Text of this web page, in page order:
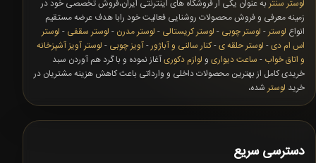
لوستر سنتر به عنوان یکی ار فروشگاه های اینترنتی ایران،فروش تخصصی خود در
زمینه معرفی و فروش محصولات روشنایی فعالیت خود رابا هدف عرضه مستقیم
انواع لوستر - لوستر چوبی - لوستر کریستالی - لوستر مدرن - لوستر سقفی - لوستر
اس ام دی- لوستر حلقه ی-کنار سالنی و آباژور-آویز چوبی - لوستر آویز آشپزخانه
و اتاق خواب - ساعت دیواری و لوازم دکوریآغاز نموده و با گرد هم آوردن سبد
خریدی کامل از بهترین محصولات داخلی و وارداتی باعث کاهش هزینه مشتریان در
خرید لوستر شده،
دسترسی سریع